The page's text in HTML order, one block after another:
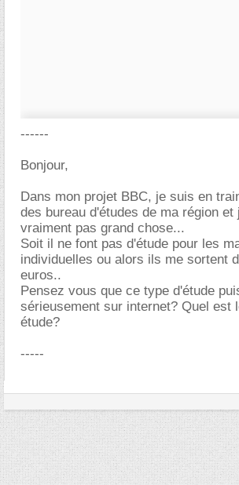
------
Bonjour,
Dans mon projet BBC, je suis en
des bureau d'études de ma région et
vraiment pas grand chose...
Soit il ne font pas d'étude pour les
individuelles ou alors ils me sortent
euros..
Pensez vous que ce type d'étude
sérieusement sur internet? Quel est
étude?
-----